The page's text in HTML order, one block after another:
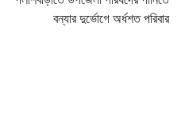
বন্যার দুর্ভোগে অর্ধশত পরিবার